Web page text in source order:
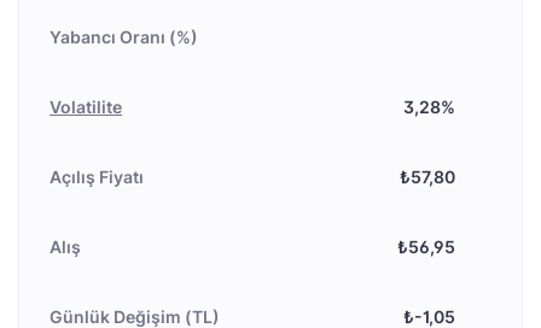
Yabancı Oranı (%)
Volatilite 3,28%
Açılış Fiyatı ₺57,80
Alış ₺56,95
Günlük Değişim (TL) ₺-1,05